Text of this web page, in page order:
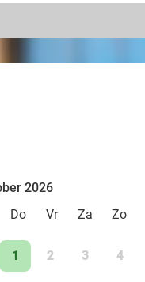
door dit
de idyllische huizen
Perfect als sportief
2026
Do Vr Za Zo
1 2 3 4